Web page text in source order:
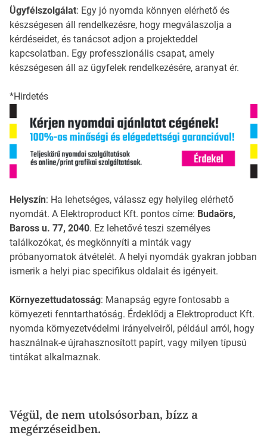
Ügyfélszolgálat: Egy jó nyomda könnyen elérhető és
készségesen áll rendelkezésre, hogy megválaszolja a
kérdéseidet, és tanácsot adjon a projekteddel
kapcsolatban. Egy professzionális csapat, amely
készségesen áll az ügyfelek rendelkezésére, aranyat ér.
*Hirdetés
Helyszín: Ha lehetséges, válassz egy helyileg elérhető
nyomdát. A Elektroproduct Kft. pontos címe: Budaörs,
Baross u. 77, 2040. Ez lehetővé teszi személyes
találkozókat, és megkönnyíti a minták vagy
próbanyomatok átvételét. A helyi nyomdák gyakran jobban
ismerik a helyi piac specifikus oldalait és igényeit.
Környezettudatosság: Manapság egyre fontosabb a
környezeti fenntarthatóság. Érdeklődj a Elektroproduct Kft.
nyomda környezetvédelmi irányelveiről, például arról, hogy
használnak-e újrahasznosított papírt, vagy milyen típusú
tintákat alkalmaznak.
Végül, de nem utolsósorban, bízz a
megérzéseidben.